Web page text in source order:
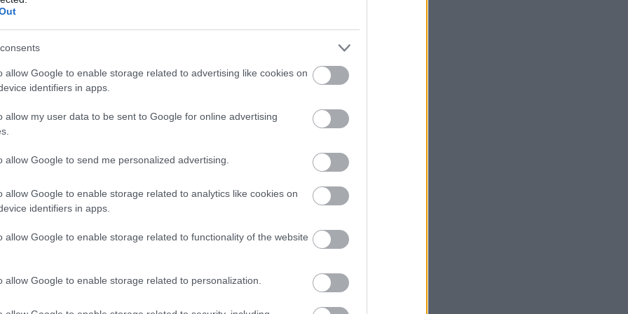
allow Google to enable storage related to advertising like cookies on
identifiers in apps.
allow my user data to be sent to Google for online advertising
allow Google to send me personalized advertising.
allow Google to enable storage related to analytics like cookies on
identifiers in apps.
allow Google to enable storage related to functionality of the website
allow Google to enable storage related to personalization.
visa dzīve bija
Bauskas
tiesā nespēj
asaras
Ceļojumsatcelts, bet
klienti nonākuši
paredzēti Satversmē tiesnešu atcelšanai, jo
tiesu darbs. Un jautājums bija, kāpēc šie
– tas bija galvenais iemesls, kādēļ tika